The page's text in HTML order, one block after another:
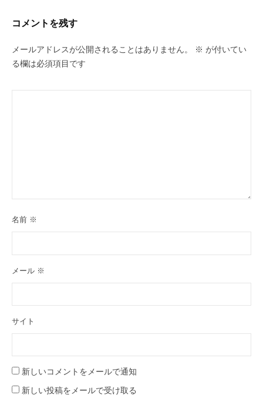
コメントを残す
メールアドレスが公開されることはありません。 ※ が付いてい
る欄は必須項目です
名前 ※
メール ※
サイト
新しいコメントをメールで通知
新しい投稿をメールで受け取る